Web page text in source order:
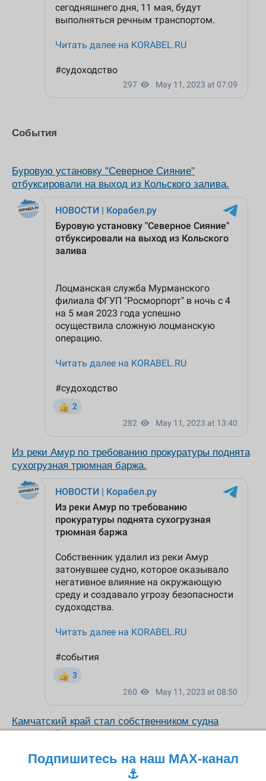
События
Буровую установку "Северное Сияние"
отбуксировали на выход из Кольского залива.
Из реки Амур по требованию прокуратуры поднята
сухогрузная трюмная баржа.
Камчатский край стал собственником судна
"Анатолий Чернеев".
Подпишитесь на наш MAX-канал
⚓️